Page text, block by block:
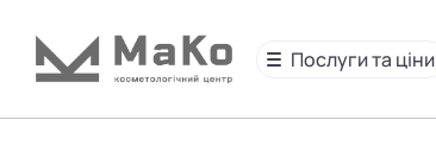
Послуги та ціни